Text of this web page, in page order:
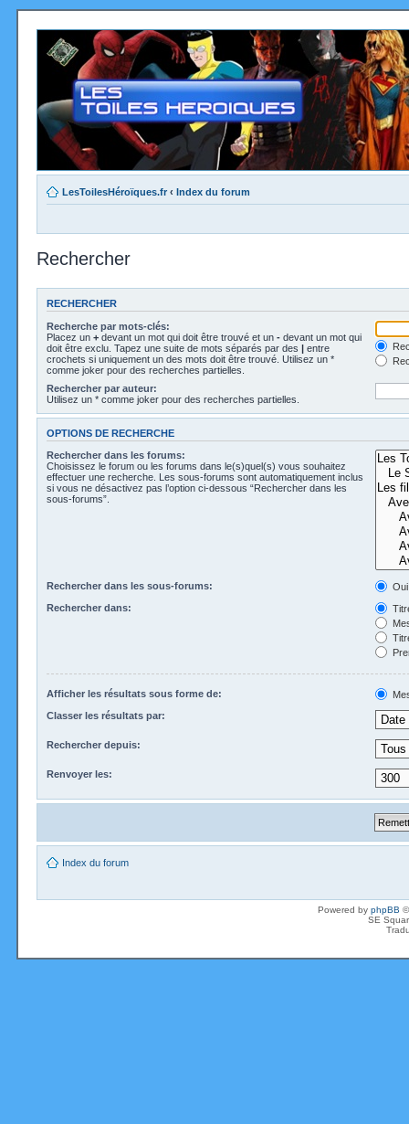
LesToilesHéroïques.fr ‹ Index du forum
Rechercher
RECHERCHER
Recherche par mots-clés:
Placez un + devant un mot qui doit être trouvé et un - devant un mot qui
doit être exclu. Tapez une suite de mots séparés par des | entre
crochets si uniquement un des mots doit être trouvé. Utilisez un *
comme joker pour des recherches partielles.
Rechercher par auteur:
Utilisez un * comme joker pour des recherches partielles.
OPTIONS DE RECHERCHE
Rechercher dans les forums:
Choisissez le forum ou les forums dans le(s)quel(s) vous souhaitez
effectuer une recherche. Les sous-forums sont automatiquement inclus
si vous ne désactivez pas l’option ci-dessous “Rechercher dans les
sous-forums”.
Rechercher dans les sous-forums:
Oui
Rechercher dans:
Afficher les résultats sous forme de:
Classer les résultats par:
Rechercher depuis:
Renvoyer les:
Index du forum
Powered by phpBB
SE